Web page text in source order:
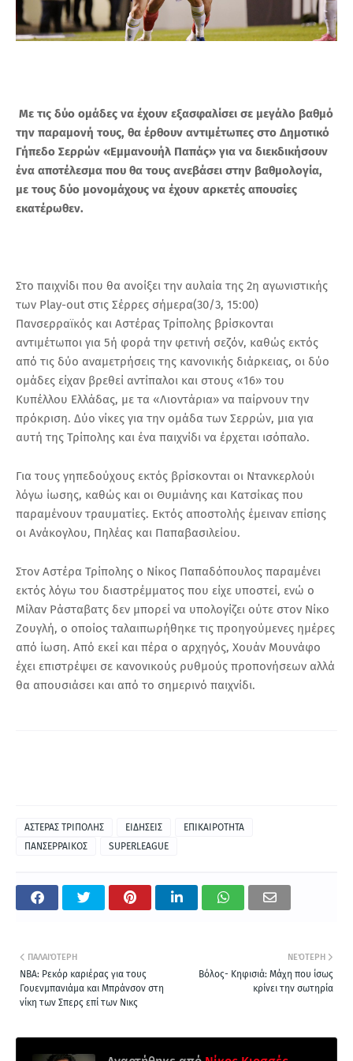
Με τις δύο ομάδες να έχουν εξασφαλίσει σε μεγάλο βαθμό
την παραμονή τους, θα έρθουν αντιμέτωπες στο Δημοτικό
Γήπεδο Σερρών «Εμμανουήλ Παπάς» για να διεκδικήσουν
ένα αποτέλεσμα που θα τους ανεβάσει στην βαθμολογία,
με τους δύο μονομάχους να έχουν αρκετές απουσίες
εκατέρωθεν.
Στο παιχνίδι που θα ανοίξει την αυλαία της 2η αγωνιστικής
των Play-out στις Σέρρες σήμερα(30/3, 15:00)
Πανσερραϊκός και Αστέρας Τρίπολης βρίσκονται
αντιμέτωποι για 5ή φορά την φετινή σεζόν, καθώς εκτός
από τις δύο αναμετρήσεις της κανονικής διάρκειας, οι δύο
ομάδες είχαν βρεθεί αντίπαλοι και στους «16» του
Κυπέλλου Ελλάδας, με τα «Λιοντάρια» να παίρνουν την
πρόκριση. Δύο νίκες για την ομάδα των Σερρών, μια για
αυτή της Τρίπολης και ένα παιχνίδι να έρχεται ισόπαλο.
Για τους γηπεδούχους εκτός βρίσκονται οι Ντανκερλούι
λόγω ίωσης, καθώς και οι Θυμιάνης και Κατσίκας που
παραμένουν τραυματίες. Εκτός αποστολής έμειναν επίσης
οι Ανάκογλου, Πηλέας και Παπαβασιλείου.
Στον Αστέρα Τρίπολης ο Νίκος Παπαδόπουλος παραμένει
εκτός λόγω του διαστρέμματος που είχε υποστεί, ενώ ο
Μίλαν Ράσταβατς δεν μπορεί να υπολογίζει ούτε στον Νίκο
Ζουγλή, ο οποίος ταλαιπωρήθηκε τις προηγούμενες ημέρες
από ίωση. Από εκεί και πέρα ο αρχηγός, Χουάν Μουνάφο
έχει επιστρέψει σε κανονικούς ρυθμούς προπονήσεων αλλά
θα απουσιάσει και από το σημερινό παιχνίδι.
ΑΣΤΕΡΑΣ ΤΡΙΠΟΛΗΣ ΕΙΔΗΣΕΙΣ
ΕΠΙΚΑΙΡΟΤΗΤΑ
ΠΑΝΣΕΡΡΑΙΚΟΣ
SUPERLEAGUE
ΝΕΌΤΕΡΗ
Βόλος- Κηφισιά: Μάχη που ίσως
κρίνει την σωτηρία
ΠΑΛΑΙΌΤΕΡΗ
NBA: Ρεκόρ καριέρας για τους
Γουενμπανιάμα και Μπράνσον στη
νίκη των Σπερς επί των Νικς